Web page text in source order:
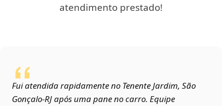
atendimento prestado!
Fui atendida rapidamente no Tenente Jardim, São
Gonçalo‑RJ após uma pane no carro. Equipe